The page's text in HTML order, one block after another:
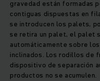
gravedad están formadas
contiguas dispuestas en
se introducen los palets,
se retira un palet, el palet
automáticamente sobre
inclinados. Los rodillos de
dispositivo de separación
productos no se acumulen.